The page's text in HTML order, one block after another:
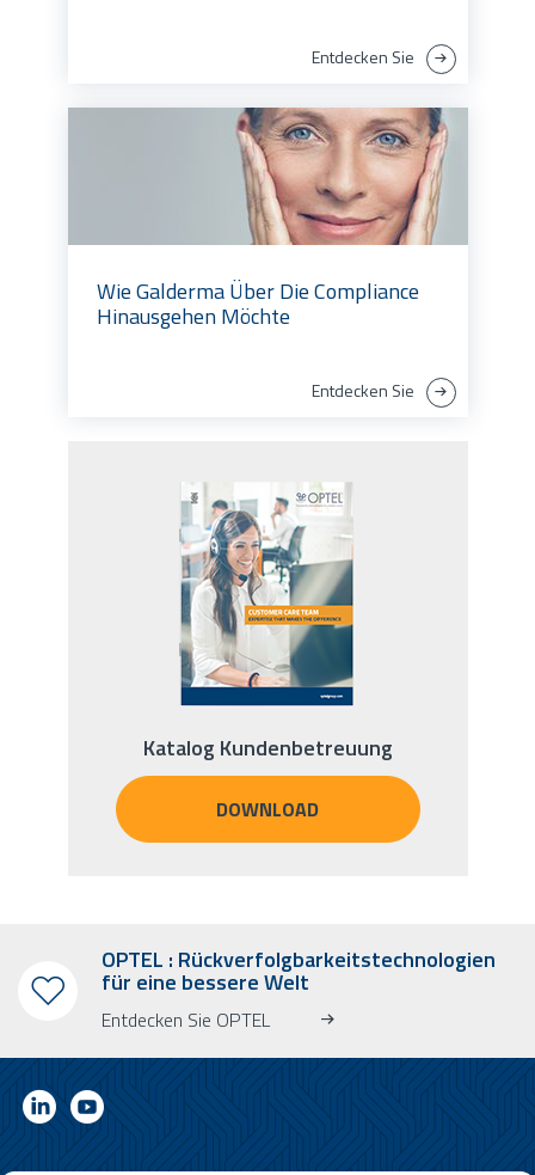
Entdecken Sie
Wie Galderma Über Die Compliance
Hinausgehen Möchte
Entdecken Sie
Katalog Kundenbetreuung
DOWNLOAD
OPTEL : Rückverfolgbarkeitstechnologien
für eine bessere Welt
Entdecken Sie OPTEL